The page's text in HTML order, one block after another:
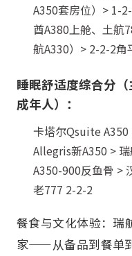
A350套房位）> 1-
酋A380上舱、土航
航A330）> 2-2-2角
睡眠舒适度综合分
成年人）：
卡塔尔Qsuite
Allegris新A350 >
A350-900反鱼骨 >
老777 2-2-2
餐食与文化体验：瑞
家——从备品到餐单